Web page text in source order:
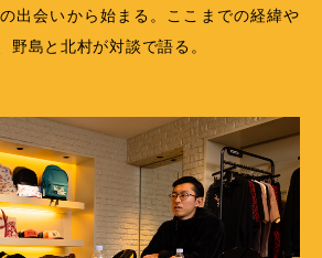
出会いから始まる。ここまでの経緯や
野島と北村が対談で語る。